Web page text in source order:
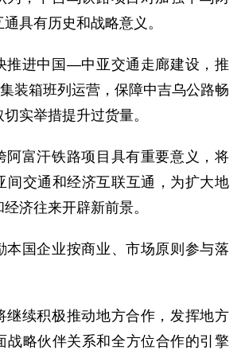
具有历史和战略意义。
推进中国—中亚交通走廊建设，推
装箱班列运营，保障中吉乌公路畅
实举措提升过货量。
阿富汗铁路项目具有重要意义，将
间交通和经济互联互通，为扩大地
济往来开辟新前景。
本国企业按商业、市场原则参与落
继续积极推动地方合作，发挥地方
战略伙伴关系和全方位合作的引擎